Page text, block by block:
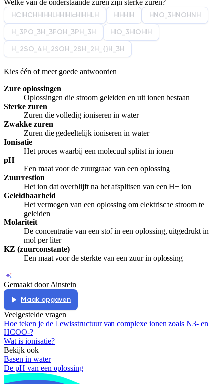
Afspelen werkte niet
Iets anders
Welke van de onderstaande zuren zijn sterke zuren?
HClHCHHIHHLHHlHlcHlHHLH
HIHHlH
HNO_3HNOHNH
H_3PO_3H_3POH_3PH_3H
HIO_3HIOHIH
H_2SO_4H_2SOH_2SH_2H_{}H_3H
Kies één of meer goede antwoorden
Zure oplossingen
Oplossingen die stroom geleiden en uit ionen bestaan
Sterke zuren
Zuren die volledig ioniseren in water
Zwakke zuren
Zuren die gedeeltelijk ioniseren in water
Ionisatie
Het proces waarbij een molecuul splitst in ionen
pH
Een maat voor de zuurgraad van een oplossing
Zuurrestion
Het ion dat overblijft na het afsplitsen van een H+ ion
Geleidbaarheid
Het vermogen van een oplossing om elektrische stroom te
geleiden
Molariteit
De concentratie van een stof in een oplossing, uitgedrukt in
mol per liter
KZ (zuurconstante)
Een maat voor de sterkte van een zuur in oplossing
Gemaakt door Ainstein
Maak opgaven
Veelgestelde vragen
Hoe teken je de Lewisstructuur van complexe ionen zoals N3- en
HCOO-?
Wat is ionisatie?
Bekijk ook
Basen in water
De pH van een oplossing